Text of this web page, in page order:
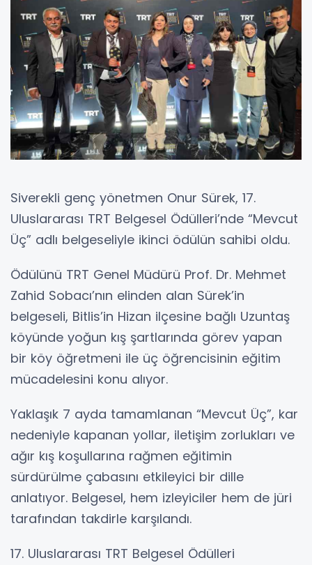
Siverekli genç yönetmen Onur Sürek, 17.
Uluslararası TRT Belgesel Ödülleri’nde “Mevcut
Üç” adlı belgeseliyle ikinci ödülün sahibi oldu.
Ödülünü TRT Genel Müdürü Prof. Dr. Mehmet
Zahid Sobacı’nın elinden alan Sürek’in
belgeseli, Bitlis’in Hizan ilçesine bağlı Uzuntaş
köyünde yoğun kış şartlarında görev yapan
bir köy öğretmeni ile üç öğrencisinin eğitim
mücadelesini konu alıyor.
Yaklaşık 7 ayda tamamlanan “Mevcut Üç”, kar
nedeniyle kapanan yollar, iletişim zorlukları ve
ağır kış koşullarına rağmen eğitimin
sürdürülme çabasını etkileyici bir dille
anlatıyor. Belgesel, hem izleyiciler hem de jüri
tarafından takdirle karşılandı.
17. Uluslararası TRT Belgesel Ödülleri